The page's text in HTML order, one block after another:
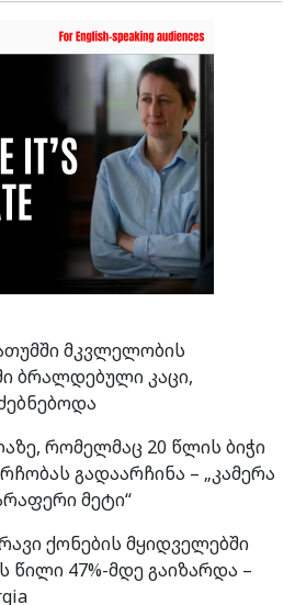
მკვლელობის
ბრალდებული კაცი,
რომელმაც 20 წლის ბიჭი
გადაარჩინა – „კამერა
მეტი“
ქონების მყიდველებში
წილი 47%-მდე გაიზარდა –